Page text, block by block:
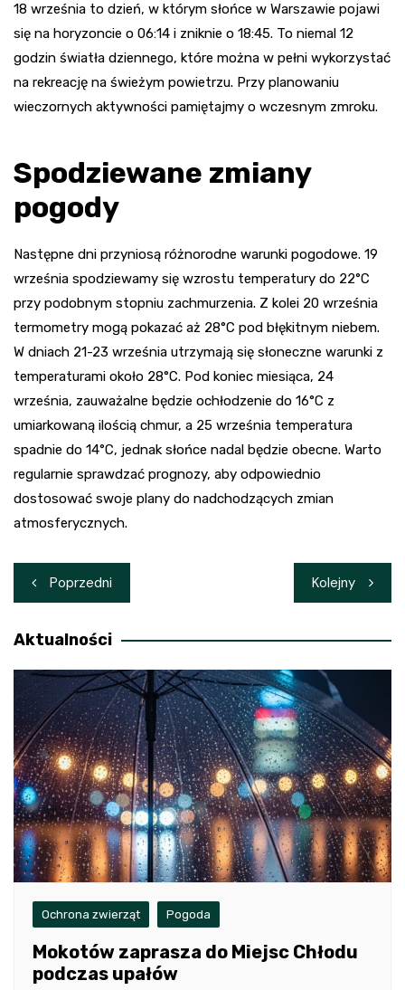
18 września to dzień, w którym słońce w Warszawie pojawi
się na horyzoncie o 06:14 i zniknie o 18:45. To niemal 12
godzin światła dziennego, które można w pełni wykorzystać
na rekreację na świeżym powietrzu. Przy planowaniu
wieczornych aktywności pamiętajmy o wczesnym zmroku.
Spodziewane zmiany
pogody
Następne dni przyniosą różnorodne warunki pogodowe. 19
września spodziewamy się wzrostu temperatury do 22°C
przy podobnym stopniu zachmurzenia. Z kolei 20 września
termometry mogą pokazać aż 28°C pod błękitnym niebem.
W dniach 21-23 września utrzymają się słoneczne warunki z
temperaturami około 28°C. Pod koniec miesiąca, 24
września, zauważalne będzie ochłodzenie do 16°C z
umiarkowaną ilością chmur, a 25 września temperatura
spadnie do 14°C, jednak słońce nadal będzie obecne. Warto
regularnie sprawdzać prognozy, aby odpowiednio
dostosować swoje plany do nadchodzących zmian
atmosferycznych.
Nawigacja
wpisu
Poprzedni Kolejny
Aktualności
Ochrona zwierząt Pogoda
Mokotów zaprasza do Miejsc Chłodu
podczas upałów